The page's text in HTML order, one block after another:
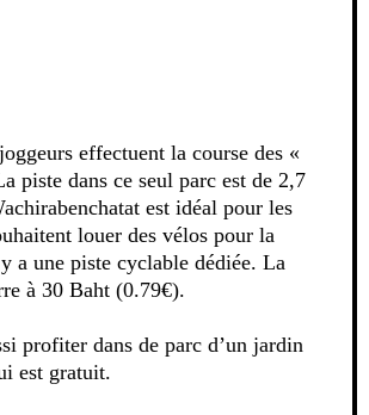
effectuent la course des «
piste dans ce seul parc est de 2,7
est idéal pour les
louer des vélos pour la
a une piste cyclable dédiée. La
à 30 Baht (0.79€).
profiter dans de parc d’un jardin
est gratuit.